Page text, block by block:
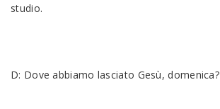
studio.
D: Dove abbiamo lasciato Gesù, domenica?